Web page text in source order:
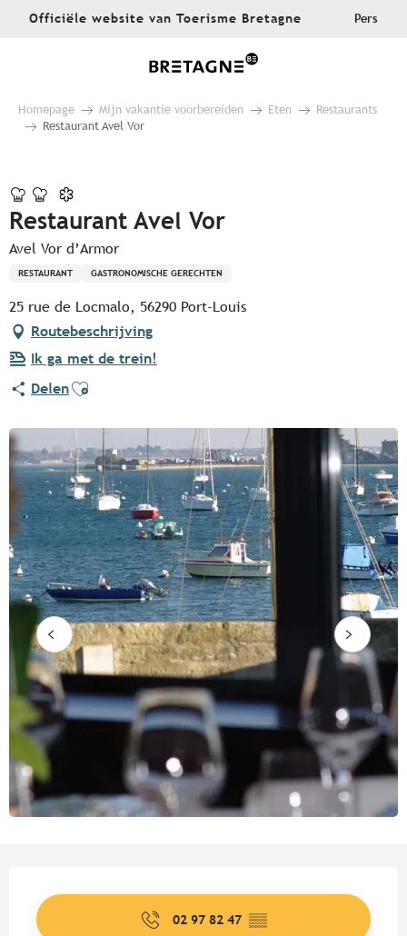
AllerOfficiële website van Toerisme Bretagne Pers
Homepage Mijn vakantie voorbereiden Eten
Restaurants
Restaurant Avel Vor
Restaurant Avel Vor
Avel Vor d’Armor
RESTAURANT GASTRONOMISCHE GERECHTEN
25 rue de Locmalo, 56290 Port-Louis
Routebeschrijving
Ik ga met de trein!
DelenAjouter aux favoris
02 97 82 47 ▒▒